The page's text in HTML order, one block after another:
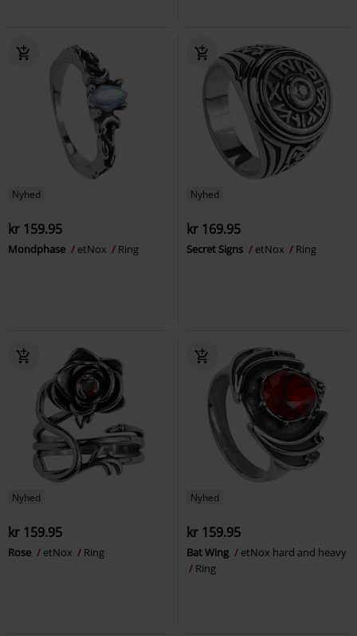
Nyhed
kr 159.95
Mondphase etNox Ring
Nyhed
kr 169.95
Secret Signs etNox Ring
Nyhed
kr 159.95
Rose etNox Ring
Nyhed
kr 159.95
Bat Wing
etNox hard and heavy
Ring